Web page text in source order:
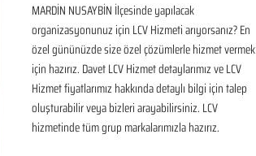
MARDİN NUSAYBİN İlçesinde yapılacak
organizasyonunuz için LCV Hizmeti arıyorsanız? En
özel gününüzde size özel çözümlerle hizmet vermek
için hazırız. Davet LCV Hizmet detaylarımız ve LCV
Hizmet fiyatlarımız hakkında detaylı bilgi için talep
oluşturabilir veya bizleri arayabilirsiniz. LCV
hizmetinde tüm grup markalarımızla hazırız.